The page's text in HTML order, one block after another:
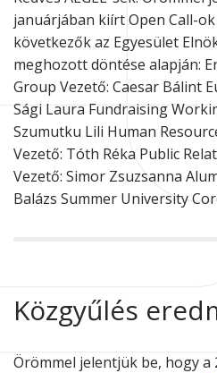
januárjában kiírt Open Call-
következők az Egyesület
meghozott döntése alapján:
Group Vezető: Caesar Bálint
Sági Laura Fundraising
Szumutku Lili Human
Vezető: Tóth Réka Public
Vezető: Simor Zsuzsanna
Balázs Summer University
Közgyűlés
Örömmel jelentjük be, hogy a